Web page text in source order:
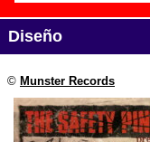
Diseño
© Munster Records